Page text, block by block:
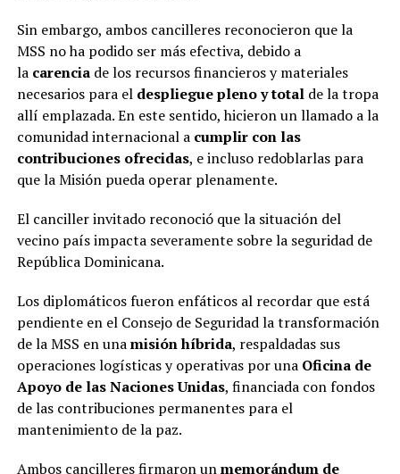
Sin embargo, ambos cancilleres reconocieron que la
MSS no ha podido ser más efectiva, debido a
la carencia de los recursos financieros y materiales
necesarios para el despliegue pleno y totalde la tropa
allí emplazada. En este sentido, hicieron un llamado a la
comunidad internacional a cumplir con las
contribuciones ofrecidas, e incluso redoblarlas para
que la Misión pueda operar plenamente.
El canciller invitado reconoció que la situación del
vecino país impacta severamente sobre la seguridad de
República Dominicana.
Los diplomáticos fueron enfáticos al recordar que está
pendiente en el Consejo de Seguridad la transformación
de la MSS en unamisión híbrida, respaldadas sus
operaciones logísticas y operativas por una Oficina de
Apoyo de las Naciones Unidas, financiada con fondos
de las contribuciones permanentes para el
mantenimiento de la paz.
Ambos cancilleres firmaron unmemorándum de